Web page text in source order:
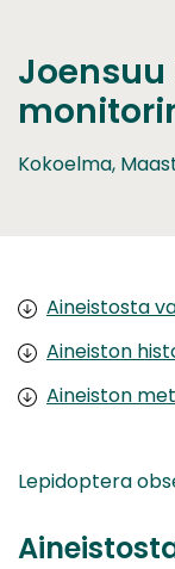
Joensuu
Kokoelma,
Aineistosta
Aineiston
Aineiston
Lepidoptera